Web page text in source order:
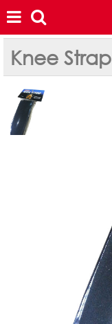
Knee Strap